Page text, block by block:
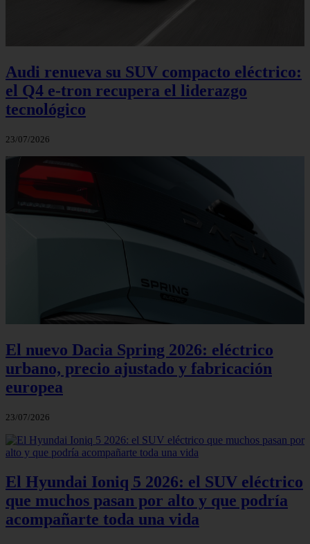
Audi renueva su SUV compacto eléctrico:
el Q4 e‑tron recupera el liderazgo
tecnológico
23/07/2026
El nuevo Dacia Spring 2026: eléctrico
urbano, precio ajustado y fabricación
europea
23/07/2026
El Hyundai Ioniq 5 2026: el SUV eléctrico
que muchos pasan por alto y que podría
acompañarte toda una vida